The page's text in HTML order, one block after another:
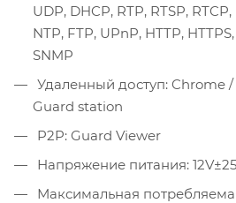
UDP, DHCP, RTP, RTSP,
NTP, FTP, UPnP, HTTP,
SNMP
Удаленный доступ: Chrome
Guard station
P2P: Guard Viewer
Напряжение питания:
Максимальная